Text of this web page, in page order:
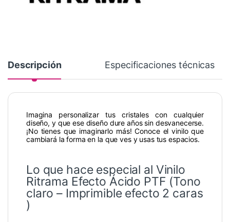
Descripción Especificaciones técnicas
Imagina personalizar tus cristales con cualquier
diseño, y que ese diseño dure años sin desvanecerse.
¡No tienes que imaginarlo más! Conoce el vinilo que
cambiará la forma en la que ves y usas tus espacios.
Lo que hace especial al Vinilo
Ritrama Efecto Ácido PTF (Tono
claro – Imprimible efecto 2 caras
)